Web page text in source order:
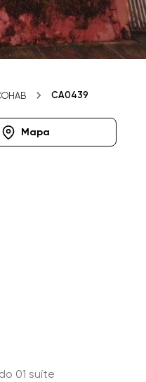
CA0439
Mapa
01 suíte